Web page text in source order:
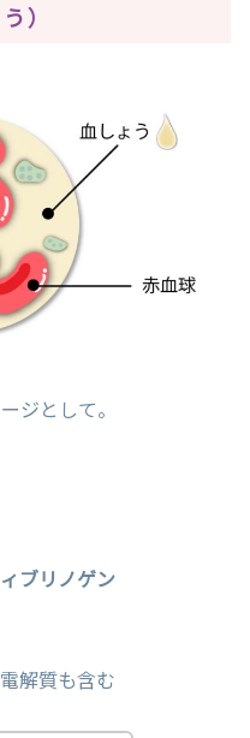
）
として。
ブリノゲン
解質も含む